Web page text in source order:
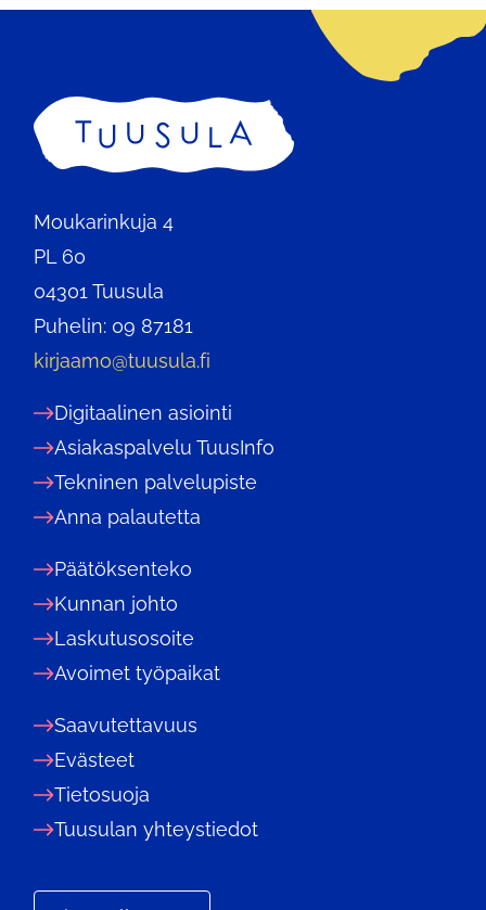
Etusivu
Moukarinkuja 4
PL 60
04301 Tuusula
Puhelin: 09 87181
kirjaamo@tuusula.fi
Digitaalinen asiointi
Asiakaspalvelu TuusInfo
Tekninen palvelupiste
Anna palautetta
Päätöksenteko
Kunnan johto
Laskutusosoite
Avoimet työpaikat
Saavutettavuus
Evästeet
Tietosuoja
Tuusulan yhteystiedot